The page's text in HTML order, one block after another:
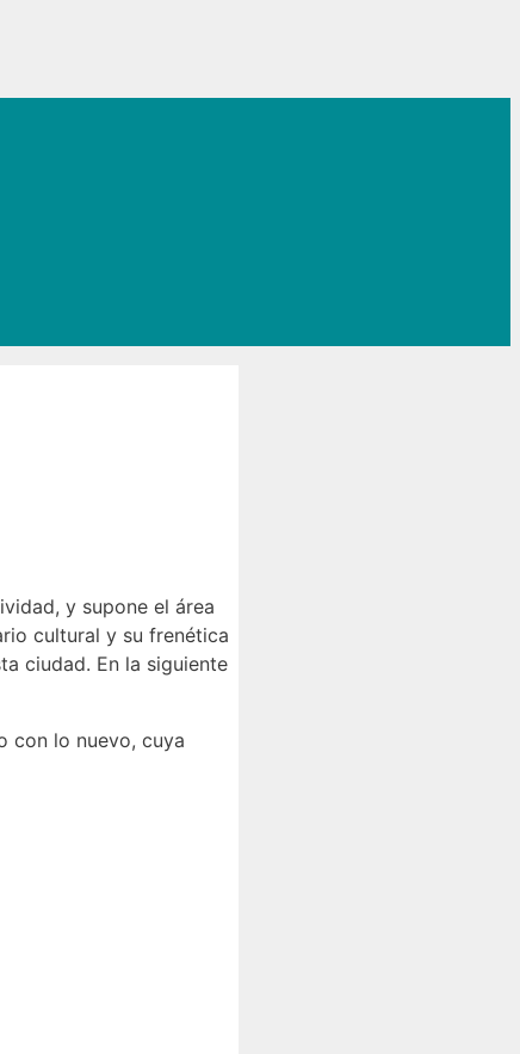
y supone el área
cultural y su frenética
ciudad. En la siguiente
con lo nuevo, cuya